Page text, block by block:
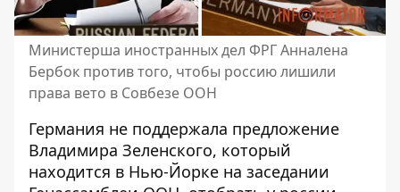
Министерша иностранных дел ФРГ Анналена
Бербок против того, чтобы россию лишили
права вето в Совбезе ООН
Германия не поддержала предложение
Владимира Зеленского, который
находится в Нью-Йорке на заседании